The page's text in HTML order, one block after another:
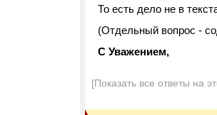
То есть дело не в
(Отдельный вопрос -
С Уважением,
[Показать все ответы на